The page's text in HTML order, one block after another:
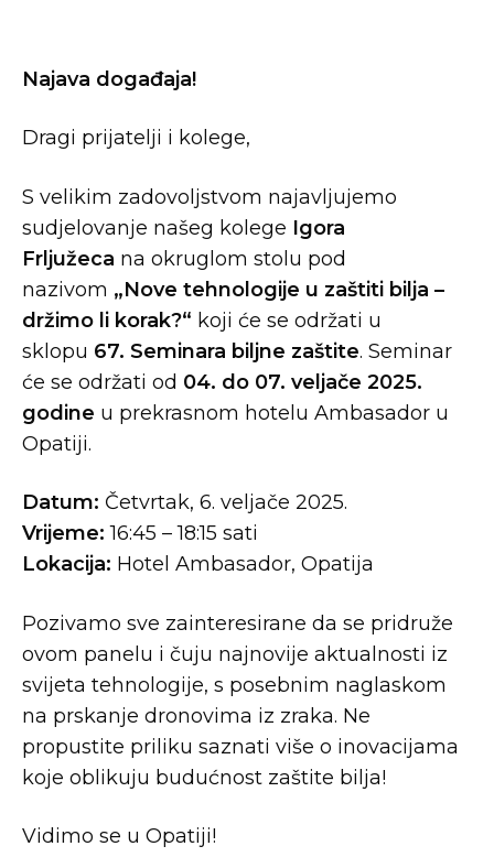
Najava događaja!
Dragi prijatelji i kolege,
S velikim zadovoljstvom najavljujemo
sudjelovanje našeg kolege Igora
Frljužeca na okruglom stolu pod
nazivom „Nove tehnologije u zaštiti bilja –
držimo li korak?“ koji će se održati u
sklopu 67. Seminara biljne zaštite. Seminar
će se održati od 04. do 07. veljače 2025.
godine u prekrasnom hotelu Ambasador u
Opatiji.
Datum: Četvrtak, 6. veljače 2025.
Vrijeme: 16:45 – 18:15 sati
Lokacija: Hotel Ambasador, Opatija
Pozivamo sve zainteresirane da se pridruže
ovom panelu i čuju najnovije aktualnosti iz
svijeta tehnologije, s posebnim naglaskom
na prskanje dronovima iz zraka. Ne
propustite priliku saznati više o inovacijama
koje oblikuju budućnost zaštite bilja!
Vidimo se u Opatiji!